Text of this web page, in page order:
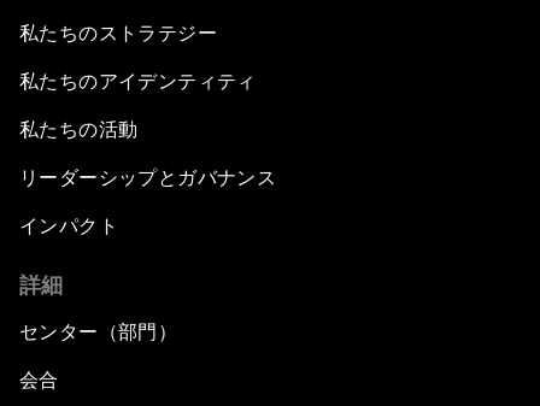
私たちのストラテジー
私たちのアイデンティティ
私たちの活動
リーダーシップとガバナンス
インパクト
詳細
センター（部門）
会合